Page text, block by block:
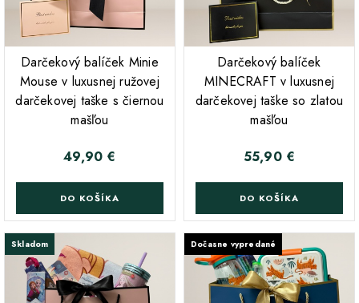
Darčekový balíček Minie
Mouse v luxusnej ružovej
darčekovej taške s čiernou
mašľou
Cena
49,90 €
DO KOŠÍKA
Darčekový balíček
MINECRAFT v luxusnej
darčekovej taške so zlatou
mašľou
Cena
55,90 €
DO KOŠÍKA
Skladom Dočasne vypredané